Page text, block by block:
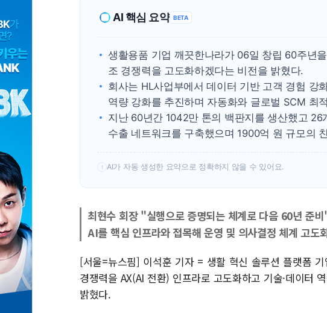
AI 핵심 요약 BETA
생활용품 기업 깨끗한나라가 06일 창립 60주년
조 경쟁력을 고도화하겠다는 비전을 밝혔다.
회사는 HL사업부에서 데이터 기반 고객 경험 강
역량 강화를 추진하며 자동화와 글로벌 SCM 최
지난 60년간 1042만 톤의 백판지를 생산했고
수출 네트워크를 구축했으며 1900억 원 규모의
! AI가 자동 생성한 요약으로 정확하지 않을 수 있어요.
최현수 회장 "실행으로 증명되는 체계로 다음 60년 준
AI를 핵심 인프라와 접목해 운영 및 의사결정 체계 고도
[서울=뉴스핌] 이석훈 기자 = 생활 혁신 솔루션 플랫폼
경쟁력을 AX(AI 전환) 인프라로 고도화하고 기술·데이터
밝혔다.